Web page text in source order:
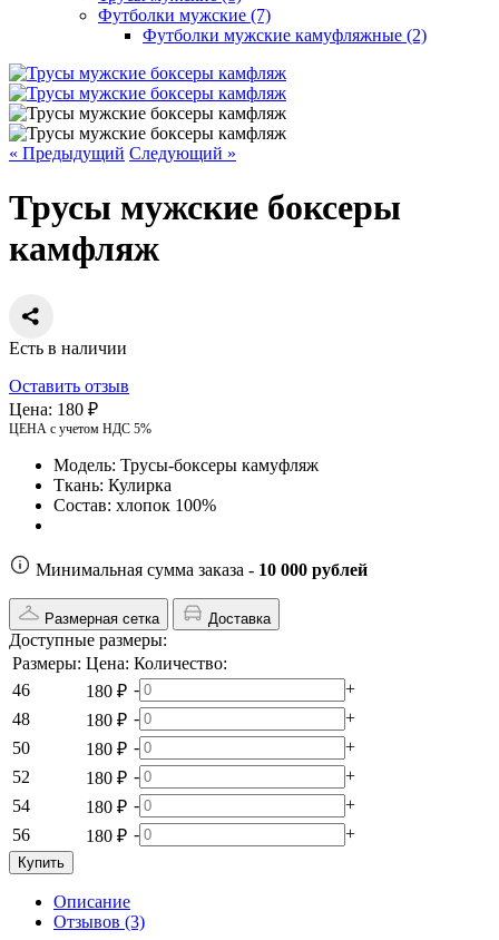
Футболки мужские (7)
Футболки мужские камуфляжные (2)
« Предыдущий Следующий »
Трусы мужские боксеры
камфляж
Есть в наличии
Оставить отзыв
Цена: 180 ₽
ЦЕНА с учетом НДС 5%
Модель: Трусы-боксеры камуфляж
Ткань: Кулирка
Состав: хлопок 100%
Минимальная сумма заказа - 10 000 рублей
Размерная сетка Доставка
Доступные размеры:
Размеры: Цена: Количество:
46
180 ₽ -
+
48
180 ₽ -
+
50
180 ₽ -
+
52
180 ₽ -
+
54
180 ₽ -
+
56
180 ₽ - +
Купить
Описание
Отзывов (3)